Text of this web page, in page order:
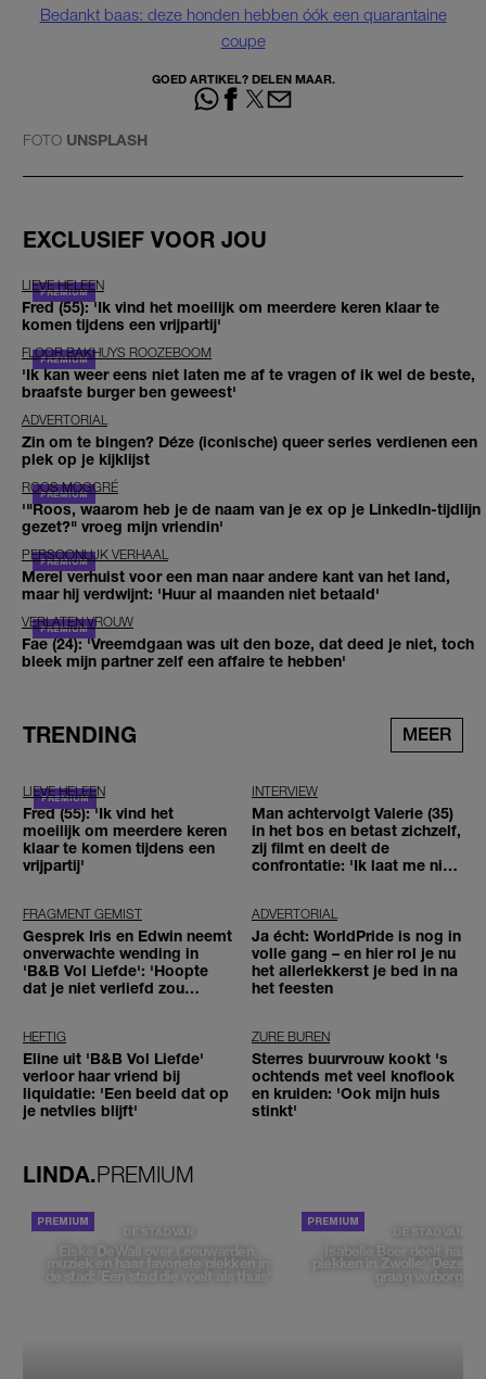
Bedankt baas: deze honden hebben óók een quarantaine
coupe
GOED ARTIKEL? DELEN MAAR.
FOTO UNSPLASH
EXCLUSIEF VOOR JOU
LIEVE HELEEN
Fred (55): 'Ik vind het moeilijk om meerdere keren klaar te
komen tijdens een vrijpartij'
FLOOR BAKHUYS ROOZEBOOM
'Ik kan weer eens niet laten me af te vragen of ik wel de beste,
braafste burger ben geweest'
ADVERTORIAL
Zin om te bingen? Déze (iconische) queer series verdienen een
plek op je kijklijst
ROOS MOGGRÉ
'"Roos, waarom heb je de naam van je ex op je LinkedIn-tijdlijn
gezet?" vroeg mijn vriendin'
PERSOONLIJK VERHAAL
Merel verhuist voor een man naar andere kant van het land,
maar hij verdwijnt: 'Huur al maanden niet betaald'
VERLATEN VROUW
Fae (24): 'Vreemdgaan was uit den boze, dat deed je niet, toch
bleek mijn partner zelf een affaire te hebben'
TRENDING MEER
LIEVE HELEEN
Fred (55): 'Ik vind het
moeilijk om meerdere keren
klaar te komen tijdens een
vrijpartij'
INTERVIEW
Man achtervolgt Valerie (35)
in het bos en betast zichzelf,
zij filmt en deelt de
confrontatie: 'Ik laat me niet
FRAGMENT GEMIST
Gesprek Iris en Edwin neemt
onverwachte wending in
'B&B Vol Liefde': 'Hoopte
dat je niet verliefd zou
ADVERTORIAL
Ja écht: WorldPride is nog in
volle gang – en hier rol je nu
het allerlekkerst je bed in na
het feesten
HEFTIG
Eline uit 'B&B Vol Liefde'
verloor haar vriend bij
liquidatie: 'Een beeld dat op
je netvlies blijft'
ZURE BUREN
Sterres buurvrouw kookt 's
ochtends met veel knoflook
en kruiden: 'Ook mijn huis
stinkt'
LINDA.PREMIUM
DE STAD VAN
Elske DeWall over Leeuwarden,
muziek en haar favoriete plekken in
de stad: 'Een stad die voelt als thuis'
DE STAD VAN
Isabelle Boer deelt haar
plekken in Zwolle: 'Deze
graag verborgen'